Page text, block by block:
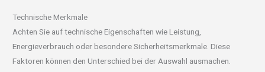
Technische Merkmale
Achten Sie auf technische Eigenschaften wie Leistung,
Energieverbrauch oder besondere Sicherheitsmerkmale. Diese
Faktoren können den Unterschied bei der Auswahl ausmachen.